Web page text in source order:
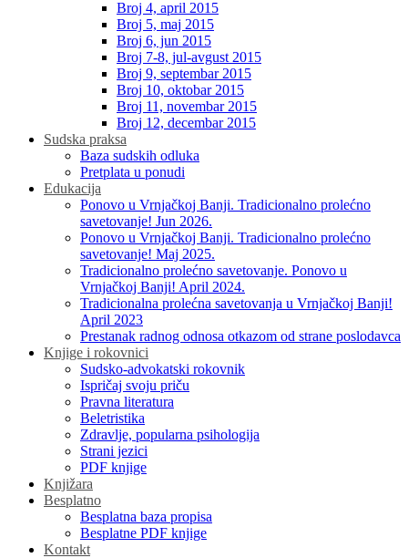
Broj 4, april 2015
Broj 5, maj 2015
Broj 6, jun 2015
Broj 7-8, jul-avgust 2015
Broj 9, septembar 2015
Broj 10, oktobar 2015
Broj 11, novembar 2015
Broj 12, decembar 2015
Sudska praksa
Baza sudskih odluka
Pretplata u ponudi
Edukacija
Ponovo u Vrnjačkoj Banji. Tradicionalno prolećno
savetovanje! Jun 2026.
Ponovo u Vrnjačkoj Banji. Tradicionalno prolećno
savetovanje! Maj 2025.
Tradicionalno prolećno savetovanje. Ponovo u
Vrnjačkoj Banji! April 2024.
Tradicionalna prolećna savetovanja u Vrnjačkoj Banji!
April 2023
Prestanak radnog odnosa otkazom od strane poslodavca
Knjige i rokovnici
Sudsko-advokatski rokovnik
Ispričaj svoju priču
Pravna literatura
Beletristika
Zdravlje, popularna psihologija
Strani jezici
PDF knjige
Knjižara
Besplatno
Besplatna baza propisa
Besplatne PDF knjige
Kontakt